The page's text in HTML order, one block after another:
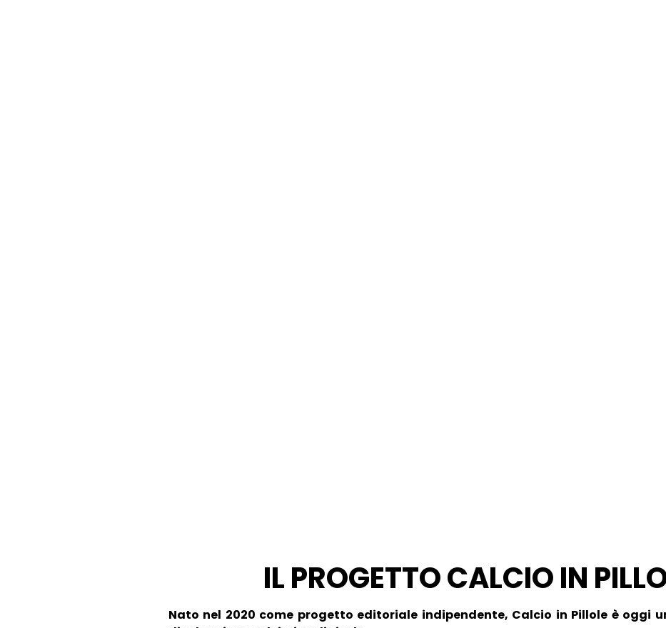
IL PROGETTO CALCIO IN
Nato nel 2020 come progetto editoriale indipendente, Calcio in Pillole è oggi